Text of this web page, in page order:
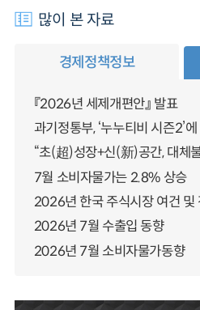
많이 본 자료
경제정책정보
『2026년 세제개편안』 발표
과기정통부, ‘누누티비 시즌2’
“초(超)성장+신(新)공간, 대체
7월 소비자물가는 2.8% 상승
2026년 한국 주식시장 여건 및
2026년 7월 수출입 동향
2026년 7월 소비자물가동향